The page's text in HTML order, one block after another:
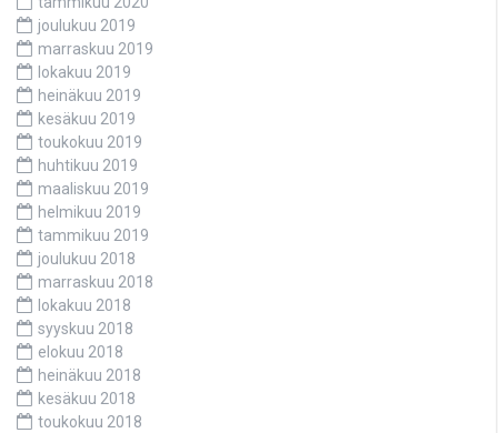
joulukuu 2019
marraskuu 2019
lokakuu 2019
heinäkuu 2019
kesäkuu 2019
toukokuu 2019
huhtikuu 2019
maaliskuu 2019
helmikuu 2019
tammikuu 2019
joulukuu 2018
marraskuu 2018
lokakuu 2018
syyskuu 2018
elokuu 2018
heinäkuu 2018
kesäkuu 2018
toukokuu 2018